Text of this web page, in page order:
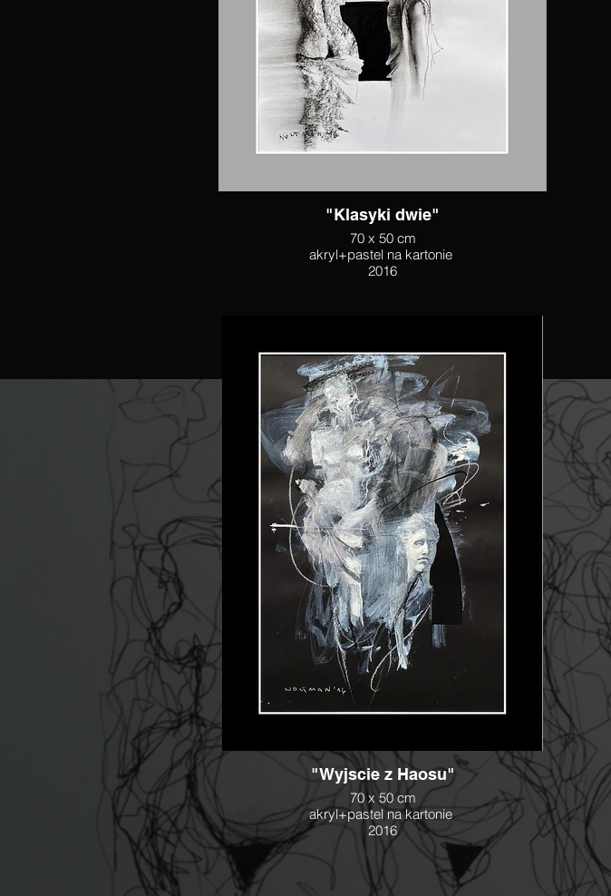
"Klasyki dwie"
70 x 50 cm
akryl+pastel na kartonie
2016
"Wyjscie z Haosu"
70 x 50 cm
akryl+pastel na kartonie
2016